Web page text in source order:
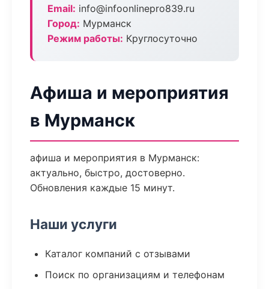
Email: info@infoonlinepro839.ru
Город: Мурманск
Режим работы: Круглосуточно
Афиша и мероприятия
в Мурманск
афиша и мероприятия в Мурманск:
актуально, быстро, достоверно.
Обновления каждые 15 минут.
Наши услуги
Каталог компаний с отзывами
Поиск по организациям и телефонам